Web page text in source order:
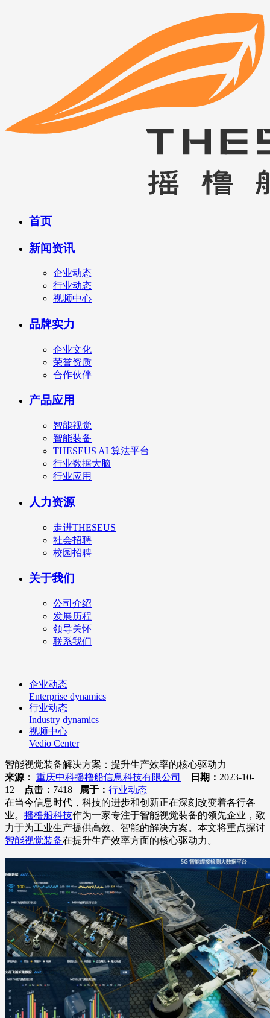
首页
新闻资讯
企业动态
行业动态
视频中心
品牌实力
企业文化
荣誉资质
合作伙伴
产品应用
智能视觉
智能装备
THESEUS AI 算法平台
行业数据大脑
行业应用
人力资源
走进THESEUS
社会招聘
校园招聘
关于我们
公司介绍
发展历程
领导关怀
联系我们
企业动态
Enterprise dynamics
行业动态
Industry dynamics
视频中心
Vedio Center
智能视觉装备解决方案：提升生产效率的核心驱动力
来源： 重庆中科摇橹船信息科技有限公司 日期： 2023-10-
12
点击： 7418 属于： 行业动态
在当今信息时代，科技的进步和创新正在深刻改变着各行各
业。 摇橹船科技作为一家专注于智能视觉装备的领先企业，致
力于为工业生产提供高效、智能的解决方案。本文将重点探讨
智能视觉装备在提升生产效率方面的核心驱动力。